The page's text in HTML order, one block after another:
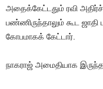
அதைக்கேட்டதும் ரவி
பண்ணிருந்தாலும் கூட ஜாதி
கோபமாகக் கேட்டார்.
நாகராஜ் அமைதியாக